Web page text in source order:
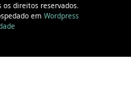
os direitos reservados.
em Wordpress